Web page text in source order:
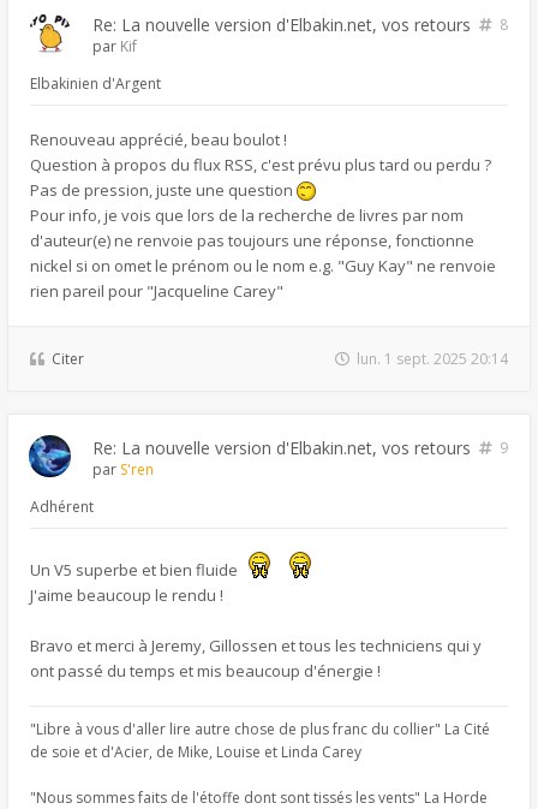
Re: La nouvelle version d'Elbakin.net, vos retours
8
par Kif
Elbakinien d'Argent
Renouveau apprécié, beau boulot !
Question à propos du flux RSS, c'est prévu plus tard ou perdu ?
Pas de pression, juste une question
Pour info, je vois que lors de la recherche de livres par nom
d'auteur(e) ne renvoie pas toujours une réponse, fonctionne
nickel si on omet le prénom ou le nom e.g. "Guy Kay" ne renvoie
rien pareil pour "Jacqueline Carey"
Citer lun. 1 sept. 2025 20:14
Re: La nouvelle version d'Elbakin.net, vos retours
9
par S'ren
Adhérent
Un V5 superbe et bien fluide
J'aime beaucoup le rendu !
Bravo et merci à Jeremy, Gillossen et tous les techniciens qui y
ont passé du temps et mis beaucoup d'énergie !
"Libre à vous d'aller lire autre chose de plus franc du collier" La Cité
de soie et d'Acier, de Mike, Louise et Linda Carey
"Nous sommes faits de l'étoffe dont sont tissés les vents" La Horde